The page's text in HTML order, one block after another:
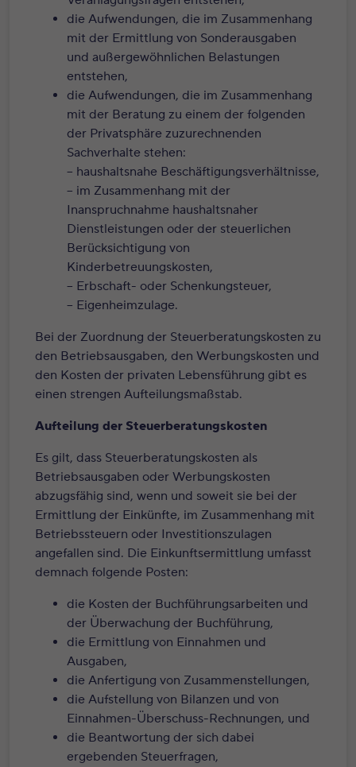
die Aufwendungen, die im Zusammenhang
mit der Ermittlung von Sonderausgaben
und außergewöhnlichen Belastungen
entstehen,
die Aufwendungen, die im Zusammenhang
mit der Beratung zu einem der folgenden
der Privatsphäre zuzurechnenden
Sachverhalte stehen:
– haushaltsnahe Beschäftigungsverhältnisse,
– im Zusammenhang mit der
Inanspruchnahme haushaltsnaher
Dienstleistungen oder der steuerlichen
Berücksichtigung von
Kinderbetreuungskosten,
– Erbschaft- oder Schenkungsteuer,
– Eigenheimzulage.
Bei der Zuordnung der Steuerberatungskosten zu
den Betriebsausgaben, den Werbungskosten und
den Kosten der privaten Lebensführung gibt es
einen strengen Aufteilungsmaßstab.
Aufteilung der Steuerberatungskosten
Es gilt, dass Steuerberatungskosten als
Betriebsausgaben oder Werbungskosten
abzugsfähig sind, wenn und soweit sie bei der
Ermittlung der Einkünfte, im Zusammenhang mit
Betriebssteuern oder Investitionszulagen
angefallen sind. Die Einkunftsermittlung umfasst
demnach folgende Posten:
die Kosten der Buchführungsarbeiten und
der Überwachung der Buchführung,
die Ermittlung von Einnahmen und
Ausgaben,
die Anfertigung von Zusammenstellungen,
die Aufstellung von Bilanzen und von
Einnahmen-Überschuss-Rechnungen, und
die Beantwortung der sich dabei
ergebenden Steuerfragen,